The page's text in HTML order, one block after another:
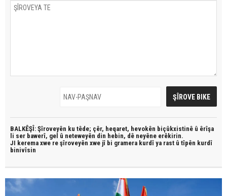
BALKÊŞÎ: Şîroveyên ku têde; çêr, heqaret, hevokên biçûkxistinê û êrîşa
li ser bawerî, gel û neteweyên din hebin, dê neyêne erêkirin.
JI kerema xwe re şîroveyên xwe jî bi gramera kurdî ya rast û tîpên kurdî
binivîsin